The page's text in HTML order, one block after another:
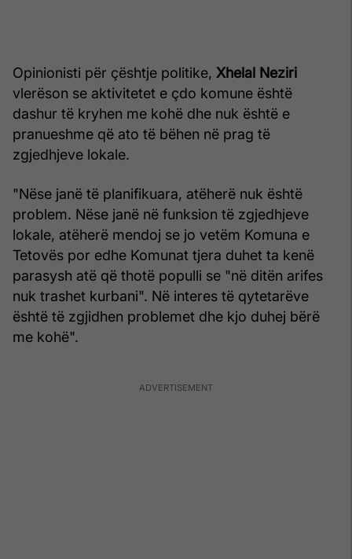
Opinionisti për çështje politike, Xhelal Neziri
vlerëson se aktivitetet e çdo komune është
dashur të kryhen me kohë dhe nuk është e
pranueshme që ato të bëhen në prag të
zgjedhjeve lokale.
"Nëse janë të planifikuara, atëherë nuk është
problem. Nëse janë në funksion të zgjedhjeve
lokale, atëherë mendoj se jo vetëm Komuna e
Tetovës por edhe Komunat tjera duhet ta kenë
parasysh atë që thotë populli se "në ditën arifes
nuk trashet kurbani". Në interes të qytetarëve
është të zgjidhen problemet dhe kjo duhej bërë
me kohë".